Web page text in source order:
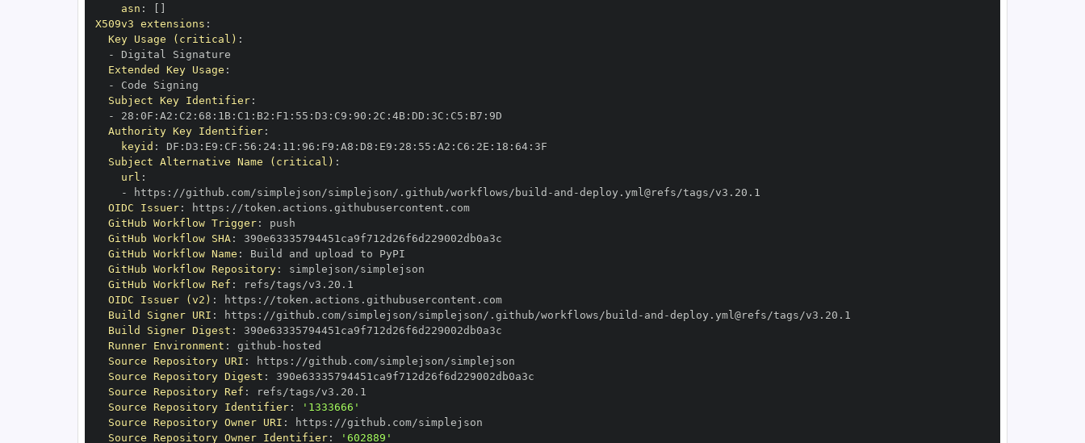
asn :
X509v3 extensions :
Key Usage (critical) :
-
Extended Key Usage :
-
Subject Key Identifier:
-
28 : 0F : A2 : C2 : 68 : 1B: C1 : B2 : F1 : 55 : D3 : C9 : 90 : 2C : 4B: DD : 3C : C5 : B7 :
Authority Key Identifier:
keyid : DF : D3 : E9 : CF : 56 : 24: 11 : 96 : F9 : A8 : D8 : E9 : 28 : 55 : A2 : C6 : 2E : 18 : 64:
Subject Alternative Name (critical) :
url :
-
https : //github.com/simplejson/simplejson/.github/workflows/build - and -
OIDC Issuer: https :
//token.actions.githubusercontent.com
GitHub Workflow Trigger:
GitHub Workflow SHA:
GitHub Workflow Name :
GitHub Workflow Repository:
GitHub Workflow Ref :
OIDC Issuer (v2) : https :
//token.actions.githubusercontent.com
Build Signer URI : https : //github.com/simplejson/simplejson/.github/workflows/build - and -
Build Signer Digest :
Runner Environment : github -
Source Repository URI : https :
Source Repository Digest :
Source Repository Ref :
Source Repository Identifier:
'1333666'
Source Repository Owner URI : https :
Source Repository Owner Identifier: '602889'